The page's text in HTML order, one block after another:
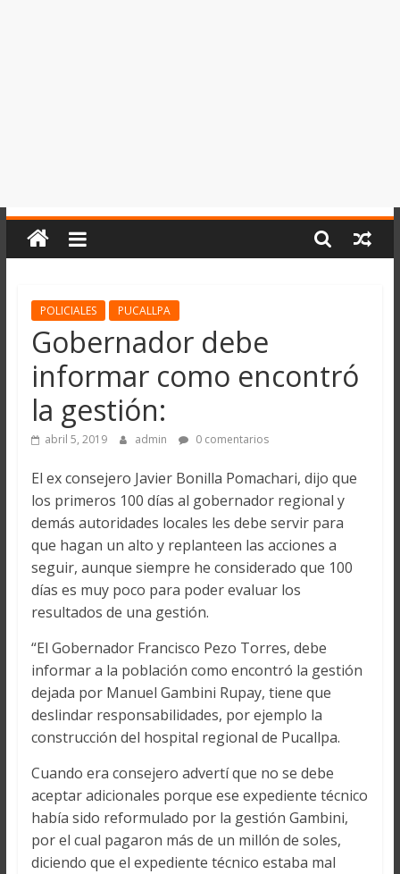
POLICIALES PUCALLPA
Gobernador debe
informar como encontró
la gestión:
abril 5, 2019 admin 0 comentarios
El ex consejero Javier Bonilla Pomachari, dijo que
los primeros 100 días al gobernador regional y
demás autoridades locales les debe servir para
que hagan un alto y replanteen las acciones a
seguir, aunque siempre he considerado que 100
días es muy poco para poder evaluar los
resultados de una gestión.
“El Gobernador Francisco Pezo Torres, debe
informar a la población como encontró la gestión
dejada por Manuel Gambini Rupay, tiene que
deslindar responsabilidades, por ejemplo la
construcción del hospital regional de Pucallpa.
Cuando era consejero advertí que no se debe
aceptar adicionales porque ese expediente técnico
había sido reformulado por la gestión Gambini,
por el cual pagaron más de un millón de soles,
diciendo que el expediente técnico estaba mal